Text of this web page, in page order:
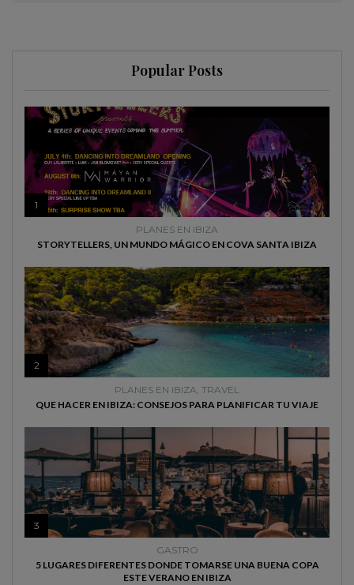
Popular Posts
1
PLANES EN IBIZA
STORYTELLERS, UN MUNDO MÁGICO EN COVA SANTA IBIZA
2
PLANES EN IBIZA, TRAVEL
QUE HACER EN IBIZA: CONSEJOS PARA PLANIFICAR TU VIAJE
3
GASTRO
5 LUGARES DIFERENTES DONDE TOMARSE UNA BUENA COPA
ESTE VERANO EN IBIZA